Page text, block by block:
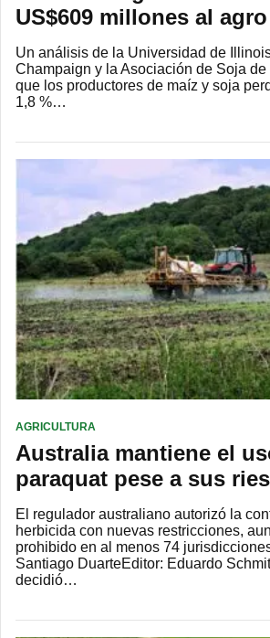
US$609 millones al
Un análisis de la Universidad de
Champaign y la Asociación de Soja
que los productores de maíz y soja
1,8 %…
AGRICULTURA
Australia mantiene el
paraquat pese a sus
El regulador australiano autorizó la
herbicida con nuevas restricciones,
prohibido en al menos 74
Santiago DuarteEditor: Eduardo
decidió…